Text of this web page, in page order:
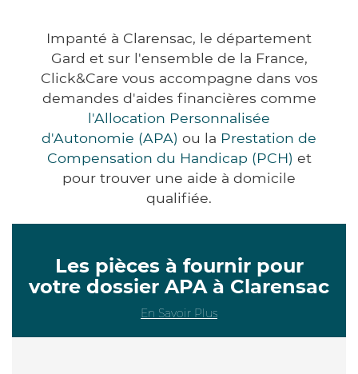
Impanté à Clarensac, le département
Gard et sur l'ensemble de la France,
Click&Care vous accompagne dans vos
demandes d'aides financières comme
l'Allocation Personnalisée
d'Autonomie (APA) ou la Prestation de
Compensation du Handicap (PCH) et
pour trouver une aide à domicile
qualifiée.
Les pièces à fournir pour
votre dossier APA à Clarensac
En Savoir Plus